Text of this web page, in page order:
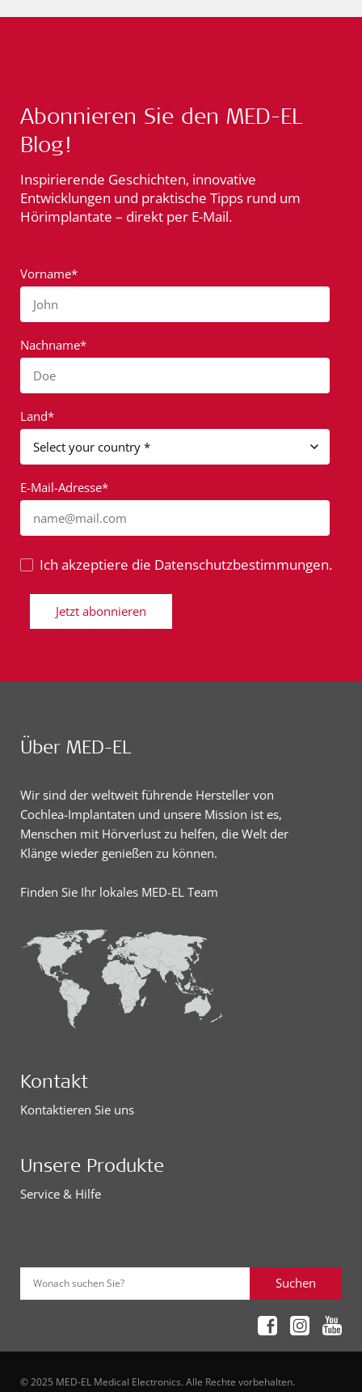
Abonnieren Sie den MED-EL
Blog!
Inspirierende Geschichten, innovative
Entwicklungen und praktische Tipps rund um
Hörimplantate – direkt per E-Mail.
Vorname*
John
Nachname*
Doe
Land*
E-Mail-Adresse*
name@mail.com
Ich akzeptiere die Datenschutzbestimmungen.
Jetzt abonnieren
Über MED-EL
Wir sind der weltweit führende Hersteller von
Cochlea-Implantaten und unsere Mission ist es,
Menschen mit Hörverlust zu helfen, die Welt der
Klänge wieder genießen zu können.
Finden Sie Ihr lokales MED-EL Team
Kontakt
Kontaktieren Sie uns
Unsere Produkte
Service & Hilfe
Wonach suchen Sie? Suchen
© 2025 MED-EL Medical Electronics. Alle Rechte vorbehalten.